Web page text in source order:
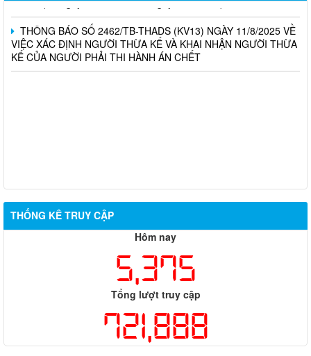
THÔNG BÁO SỐ 2462/TB-THADS (KV13) NGÀY 11/8/2025 VỀ
VIỆC XÁC ĐỊNH NGƯỜI THỪA KẾ VÀ KHAI NHẬN NGƯỜI THỪA
KẾ CỦA NGƯỜI PHẢI THI HÀNH ÁN CHẾT
THỐNG KÊ TRUY CẬP
Hôm nay
5,375
Tổng lượt truy cập
721,888